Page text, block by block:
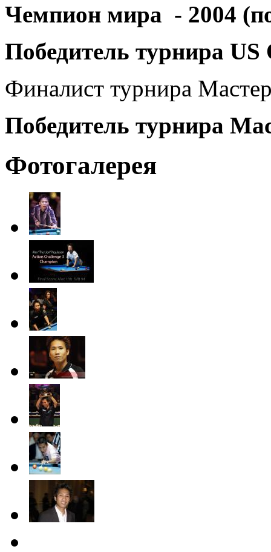
Чемпион мира - 2004
Победитель турнира US
Финалист турнира
Победитель турнира
Фотогалерея